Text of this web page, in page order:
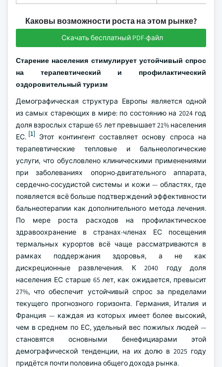
Каковы возможности роста на этом рынке?
Скачать бесплатный PDF-файл
Старение населения стимулирует устойчивый спрос
на терапевтический и профилактический
оздоровительный туризм
Демографическая структура Европы является одной
из самых стареющих в мире: по состоянию на 2024 год
доля взрослых старше 65 лет превышает 21% населения
ЕС. [1] Этот контингент составляет основу спроса на
терапевтические тепловые и бальнеологические
услуги, что обусловлено клиническими применениями
при заболеваниях опорно-двигательного аппарата,
сердечно-сосудистой системы и кожи — областях, где
появляется всё больше подтверждений эффективности
бальнеотерапии как дополнительного метода лечения.
По мере роста расходов на профилактическое
здравоохранение в странах-членах ЕС посещения
термальных курортов всё чаще рассматриваются в
рамках поддержания здоровья, а не как
дискреционные развлечения. К 2040 году доля
населения ЕС старше 65 лет, как ожидается, превысит
27%, что обеспечит устойчивый спрос за пределами
текущего прогнозного горизонта. Германия, Италия и
Франция — каждая из которых имеет более высокий,
чем в среднем по ЕС, удельный вес пожилых людей —
становятся основными бенефициарами этой
демографической тенденции, на их долю в 2025 году
придётся почти половина общего дохода рынка.